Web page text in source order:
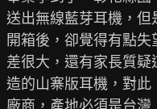
送出無線藍芽耳機，但
開箱後，卻覺得有點
差很大，還有家長質疑
造的山寨版耳機，對此
廠商，產地必須是台灣